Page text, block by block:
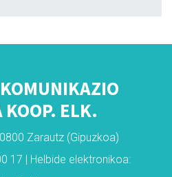
KOOP. ELK.
Zarautz (Gipuzkoa)
17 | Helbide elektronikoa: